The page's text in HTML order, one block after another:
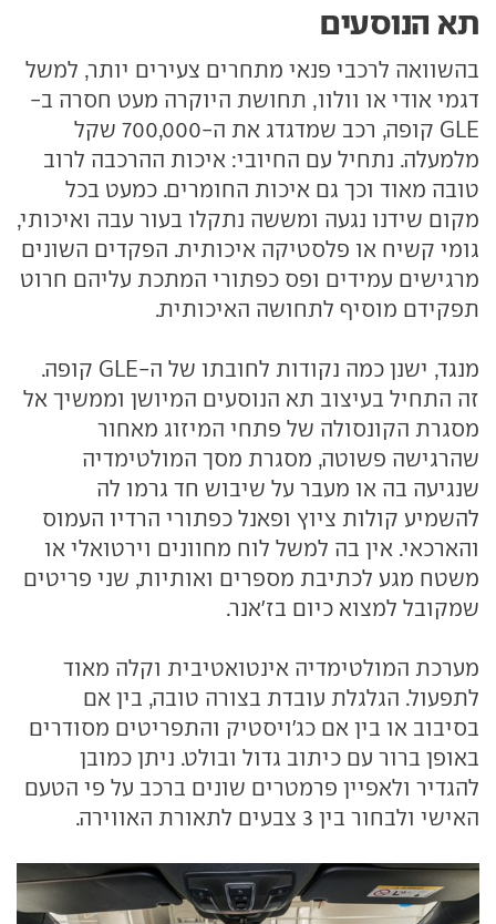
תא הנוסעים
בהשוואה לרכבי פנאי מתחרים צעירים יותר, למשל
דגמי אודי או וולוו, תחושת היוקרה מעט חסרה ב-
GLE קופה, רכב שמדגדג את ה-700,000 שקל
מלמעלה. נתחיל עם החיובי: איכות ההרכבה לרוב
טובה מאוד וכך גם איכות החומרים. כמעט בכל
מקום שידנו נגעה ומששה נתקלו בעור עבה ואיכותי,
גומי קשיח או פלסטיקה איכותית. הפקדים השונים
מרגישים עמידים ופס כפתורי המתכת עליהם חרוט
תפקידם מוסיף לתחושה האיכותית.
מנגד, ישנן כמה נקודות לחובתו של ה-GLE קופה.
זה התחיל בעיצוב תא הנוסעים המיושן וממשיך אל
מסגרת הקונסולה של פתחי המיזוג מאחור
שהרגישה פשוטה, מסגרת מסך המולטימדיה
שנגיעה בה או מעבר על שיבוש חד גרמו לה
להשמיע קולות ציוץ ופאנל כפתורי הרדיו העמוס
והארכאי. אין בה למשל לוח מחוונים וירטואלי או
משטח מגע לכתיבת מספרים ואותיות, שני פריטים
שמקובל למצוא כיום בז'אנר.
מערכת המולטימדיה אינטואטיבית וקלה מאוד
לתפעול. הגלגלת עובדת בצורה טובה, בין אם
בסיבוב או בין אם כג'ויסטיק והתפריטים מסודרים
באופן ברור עם כיתוב גדול ובולט. ניתן כמובן
להגדיר ולאפיין פרמטרים שונים ברכב על פי הטעם
האישי ולבחור בין 3 צבעים לתאורת האווירה.